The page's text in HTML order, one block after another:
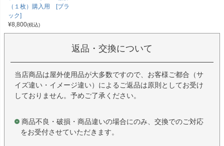
（１枚）購入用 [ブラ
ック]
¥8,800(税込)
返品・交換について
当店商品は屋外使用品が大多数ですので、お客様ご都合（サ
イズ違い・イメージ違い）によるご返品は原則としてお受け
しておりません。予めご了承ください。
商品不良・破損・商品違いの場合にのみ、交換でのご対応
をお受付させていただきます。